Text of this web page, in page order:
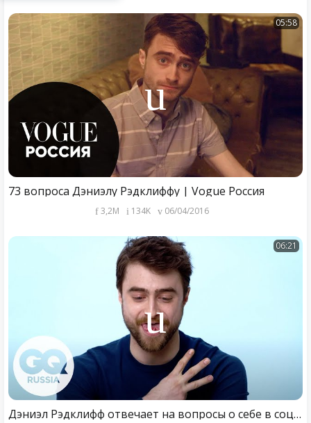
05:58
73 вопроса Дэниэлу Рэдклиффу | Vogue Россия
3,2M 134K 06/04/2016
06:21
Дэниэл Рэдклифф отвечает на вопросы о себе в соцсетях